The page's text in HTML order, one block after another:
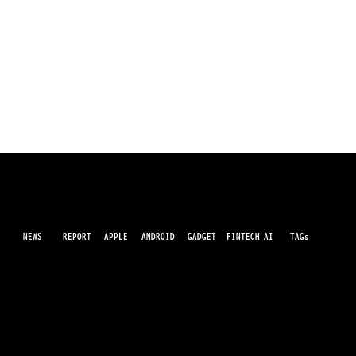
NEWS REPORT APPLE ANDROID GADGET FINTECH AI TAGs